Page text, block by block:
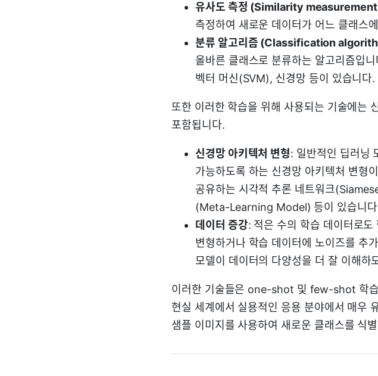
유사도 측정 (Similarity
측정하여 새로운 데이터가 어느 클래스
분류 알고리즘 (Classification
올바른 클래스로 분류하는 알고리즘입
벡터 머신(SVM), 신경망 등이 있습니다.
또한 이러한 학습을 위해 사용되는 기술에는
포함됩니다.
신경망 아키텍처 변형: 일반적인 딥러닝
가능하도록 하는 신경망 아키텍처 변형
공유하는 시각적 추론 네트워크
(Meta-Learning Model) 등이 있습니
데이터 증강: 적은 수의 학습 데이터로
변형하거나 학습 데이터에 노이즈를 추
모델이 데이터의 다양성을 더 잘 이해하
이러한 기술들은 one-shot 및 few-shot 학
현실 세계에서 실용적인 응용 분야에서 매우
샘플 이미지를 사용하여 새로운 클래스를 식